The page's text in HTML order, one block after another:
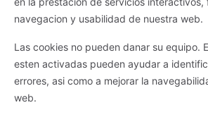
navegacion y usabilidad de nuestra web.
Las cookies no pueden danar su equipo.
esten activadas pueden ayudar a
errores, asi como a mejorar la
web.